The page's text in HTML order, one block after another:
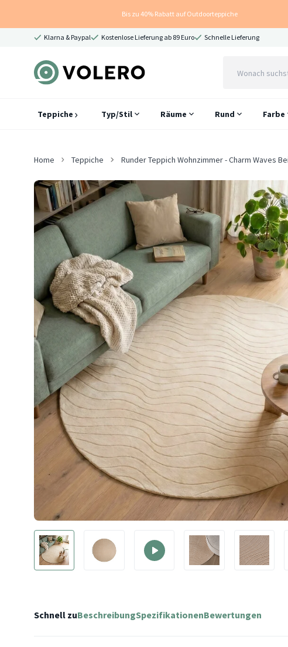
Bis zu 40% Rabatt auf Outdoorteppiche
Klarna & Paypal Kostenlose Lieferung ab 89 Euro Schnelle Lieferung
Teppiche Typ/Stil Räume Rund Farbe
Home Teppiche Runder Teppich Wohnzimmer - Charm Waves
Schnell zuBeschreibungSpezifikationenBewertungen